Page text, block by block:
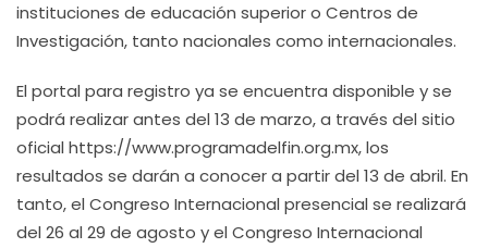
instituciones de educación superior o Centros de
Investigación, tanto nacionales como internacionales.
El portal para registro ya se encuentra disponible y se
podrá realizar antes del 13 de marzo, a través del sitio
oficial https://www.programadelfin.org.mx, los
resultados se darán a conocer a partir del 13 de abril. En
tanto, el Congreso Internacional presencial se realizará
del 26 al 29 de agosto y el Congreso Internacional